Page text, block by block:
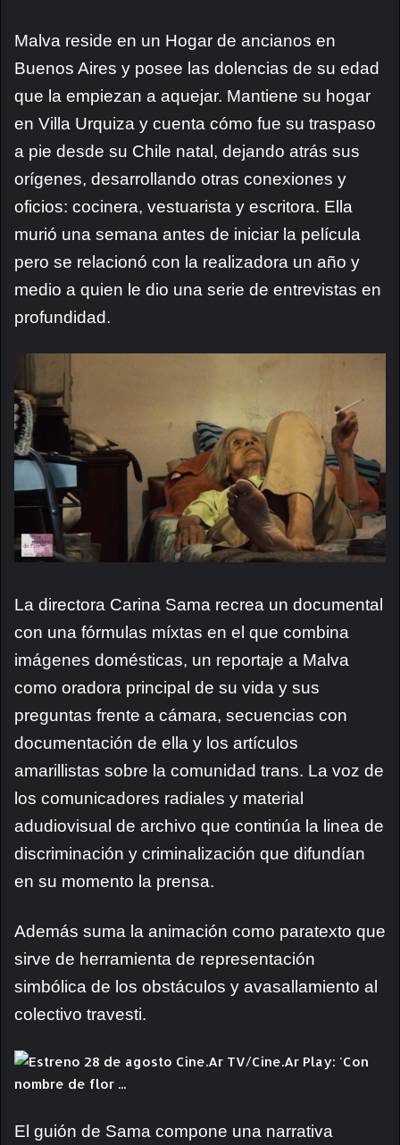
Malva reside en un Hogar de ancianos en
Buenos Aires y posee las dolencias de su edad
que la empiezan a aquejar. Mantiene su hogar
en Villa Urquiza y cuenta cómo fue su traspaso
a pie desde su Chile natal, dejando atrás sus
orígenes, desarrollando otras conexiones y
oficios: cocinera, vestuarista y escritora. Ella
murió una semana antes de iniciar la película
pero se relacionó con la realizadora un año y
medio a quien le dio una serie de entrevistas en
profundidad.
La directora Carina Sama recrea un documental
con una fórmulas míxtas en el que combina
imágenes domésticas, un reportaje a Malva
como oradora principal de su vida y sus
preguntas frente a cámara, secuencias con
documentación de ella y los artículos
amarillistas sobre la comunidad trans. La voz de
los comunicadores radiales y material
adudiovisual de archivo que continúa la linea de
discriminación y criminalización que difundían
en su momento la prensa.
Además suma la animación como paratexto que
sirve de herramienta de representación
simbólica de los obstáculos y avasallamiento al
colectivo travesti.
El guión de Sama compone una narrativa